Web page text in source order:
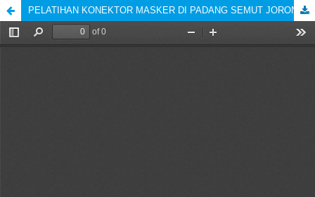
PELATIHAN KONEKTOR MASKER DI PADANG SEMUT JORONG KUAMANG NAGARI PANTI TIMUR KECAMATAN PANTI KABUPATEN PASAMAN